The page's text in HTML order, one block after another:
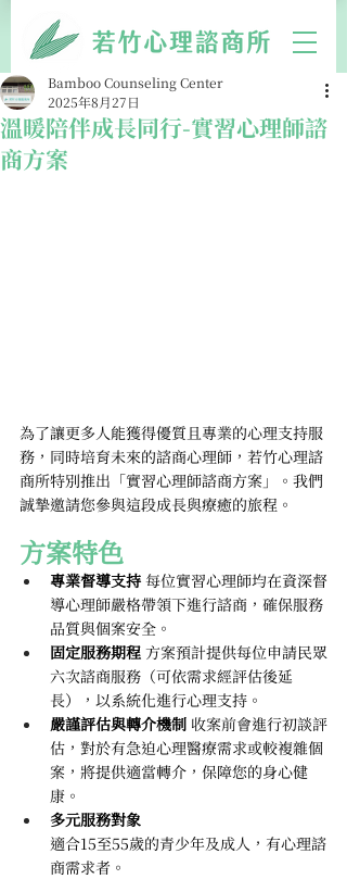
溫暖陪伴成長同行-實習心理師諮
商方案
Bamboo Counseling Center
2025年8月27日
為了讓更多人能獲得優質且專業的心理支持服
務，同時培育未來的諮商心理師，若竹心理諮
商所特別推出「實習心理師諮商方案」。我們
誠摯邀請您參與這段成長與療癒的旅程。
方案特色
專業督導支持 每位實習心理師均在資深督
導心理師嚴格帶領下進行諮商，確保服務
品質與個案安全。
固定服務期程 方案預計提供每位申請民眾
六次諮商服務（可依需求經評估後延
長），以系統化進行心理支持。
嚴謹評估與轉介機制 收案前會進行初談評
估，對於有急迫心理醫療需求或較複雜個
案，將提供適當轉介，保障您的身心健
康。
多元服務對象
適合15至55歲的青少年及成人，有心理諮
商需求者。